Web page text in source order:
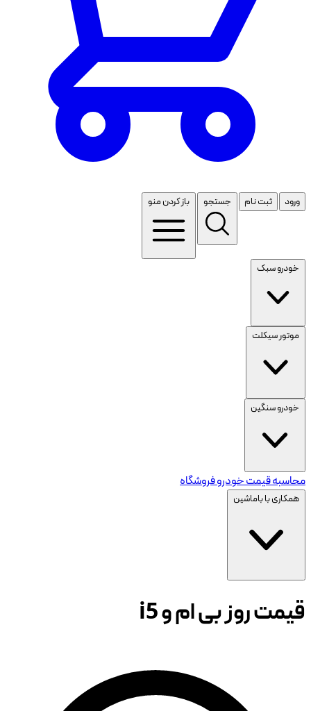
ورود ثبت نام جستجو باز کردن منو
خودرو سبک
موتور سیکلت
خودرو سنگین
محاسبه قیمت خودروفروشگاه
همکاری با باماشین
قیمت روز بی ام و i5